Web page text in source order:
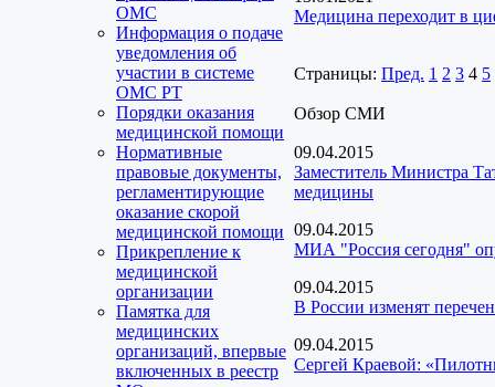
ОМС
Информация о подаче
уведомления об
участии в системе
ОМС РТ
Порядки оказания
медицинской помощи
Нормативные
правовые документы,
регламентирующие
оказание скорой
медицинской помощи
Прикрепление к
медицинской
организации
Памятка для
медицинских
организаций, впервые
включенных в реестр
Медицина переходит в
Страницы: Пред. 1 2 3 4 5
Обзор СМИ
09.04.2015
Заместитель Министра
медицины
09.04.2015
МИА "Россия сегодня"
09.04.2015
В России изменят
09.04.2015
Сергей Краевой: